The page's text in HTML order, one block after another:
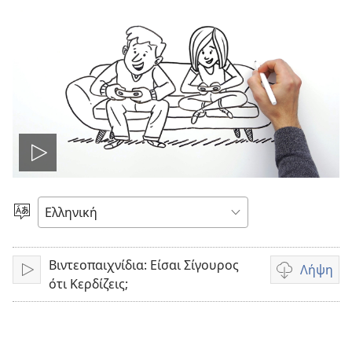
Αναπαραγωγή
βίντεο
Επιλέξτε
Γλώσσα
Αναπαραγωγή
Βιντεοπαιχνίδια: Είσαι Σίγουρος
ότι Κερδίζεις;
Λήψη
Επιλογές
λήψης